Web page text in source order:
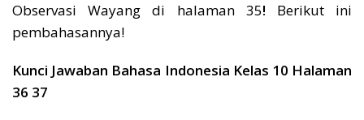
Observasi Wayang di halaman 35! Berikut ini
pembahasannya!
Kunci Jawaban Bahasa Indonesia Kelas 10 Halaman
36 37